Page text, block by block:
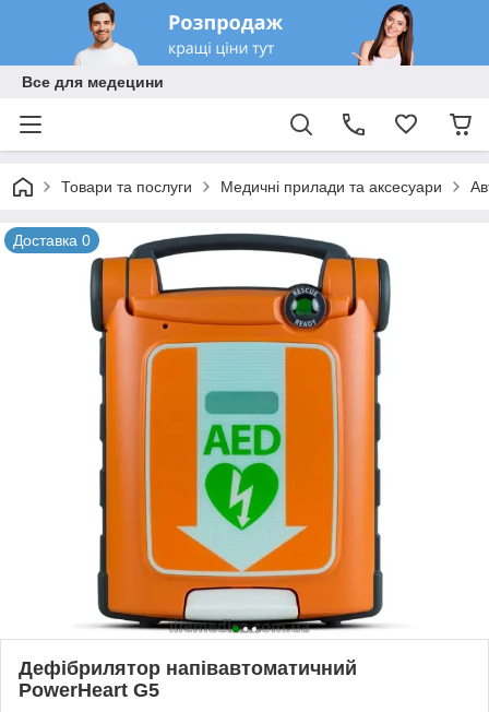
Все для медецини
Товари та послуги Медичні прилади та аксесуари
Доставка 0
Дефібрилятор напівавтоматичний
PowerHeart G5